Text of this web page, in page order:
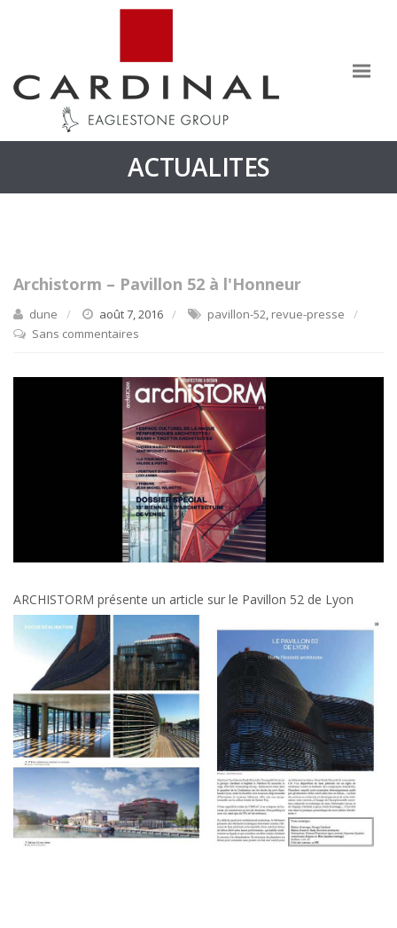
ACTUALITES
Archistorm – Pavillon 52 à l'Honneur
dune août 7, 2016 pavillon-52, revue-presse
Sans commentaires
ARCHISTORM présente un article sur le Pavillon 52 de Lyon